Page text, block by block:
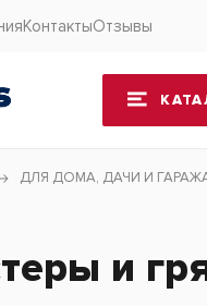
КонтактыОтзывы
ДЛЯ ДОМА, ДАЧИ И
и